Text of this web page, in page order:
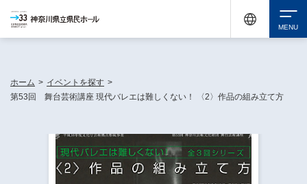
イベントを探す
ホーム > イベントを探す >
第53回 舞台芸術講座 現代バレエは難しくない！ 〈2〉作品の組み立て方